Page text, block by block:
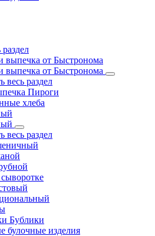
выпечка от Быстронома
выпечка от Быстронома
весь раздел
Пироги
хлеба
весь раздел
Бублики
булочные изделия